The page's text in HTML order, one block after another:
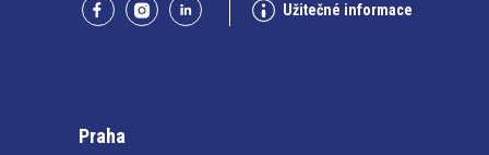
Užitečné informace
Praha